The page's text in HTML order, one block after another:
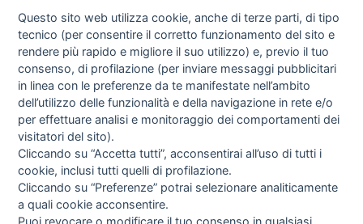
I libri Vedi tutti
Questo sito web utilizza cookie, anche di terze parti, di tipo
tecnico (per consentire il corretto funzionamento del sito e
rendere più rapido e migliore il suo utilizzo) e, previo il tuo
consenso, di profilazione (per inviare messaggi pubblicitari
in linea con le preferenze da te manifestate nell’ambito
dell’utilizzo delle funzionalità e della navigazione in rete e/o
per effettuare analisi e monitoraggio dei comportamenti dei
visitatori del sito).
Cliccando su “Accetta tutti”, acconsentirai all’uso di tutti i
cookie, inclusi tutti quelli di profilazione.
Cliccando su “Preferenze” potrai selezionare analiticamente
a quali cookie acconsentire.
Puoi revocare o modificare il tuo consenso in qualsiasi